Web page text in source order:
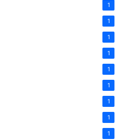
1
1
1
1
1
1
1
1
1